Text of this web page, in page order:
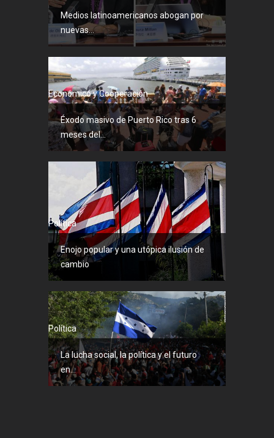
Medios latinoamericanos abogan por
nuevas...
Económico y Cooperación
Éxodo masivo de Puerto Rico tras 6
meses del...
Política
Enojo popular y una utópica ilusión de
cambio
Política
La lucha social, la política y el futuro
en...